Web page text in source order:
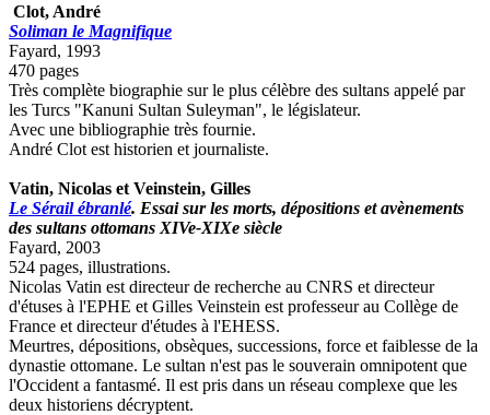
Clot, André
Soliman le Magnifique
Fayard, 1993
470 pages
Très complète biographie sur le plus célèbre des sultans appelé par
les Turcs "Kanuni Sultan Suleyman", le législateur.
Avec une bibliographie très fournie.
André Clot est historien et journaliste.
Vatin, Nicolas et Veinstein, Gilles
Le Sérail ébranlé. Essai sur les morts, dépositions et avènements
des sultans ottomans XIVe-XIXe siècle
Fayard, 2003
524 pages, illustrations.
Nicolas Vatin est directeur de recherche au CNRS et directeur
d'étuses à l'EPHE et Gilles Veinstein est professeur au Collège de
France et directeur d'études à l'EHESS.
Meurtres, dépositions, obsèques, successions, force et faiblesse de la
dynastie ottomane. Le sultan n'est pas le souverain omnipotent que
l'Occident a fantasmé. Il est pris dans un réseau complexe que les
deux historiens décryptent.